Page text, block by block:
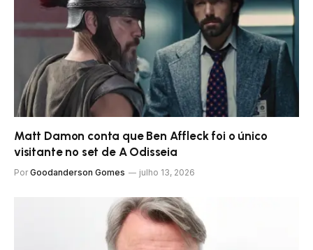
Matt Damon conta que Ben Affleck foi o único
visitante no set de A Odisseia
Por Goodanderson Gomes julho 13, 2026